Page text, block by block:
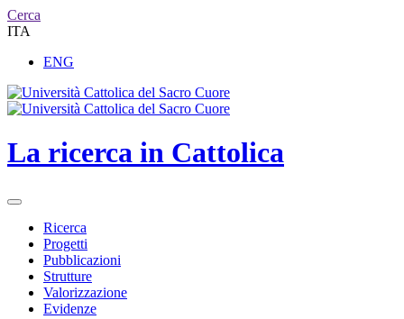
Cerca
ITA
ENG
La ricerca in Cattolica
Ricerca
Progetti
Pubblicazioni
Strutture
Valorizzazione
Evidenze